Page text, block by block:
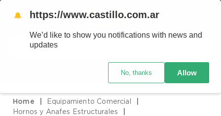
Buscar
Crédito Castillo
Equipamiento Comercial
Hornos y Anafes Estructurales
2.
heladera
🔔 https://www.castillo.com.ar
We’d like to show you notifications with news and
updates
No, thanks Allow